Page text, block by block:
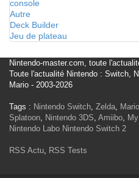
console
Autre
Deck Builder
Jeu de plateau
Nintendo-master.com, toute
Toute l'actualité Nintendo : Switch,
Mario - 2003-2026
Tags : Nintendo Switch, Zelda, Mario
Splatoon, Nintendo 3DS, Amiibo,
Nintendo Labo Nintendo Switch 2
RSS Actu, RSS Tests